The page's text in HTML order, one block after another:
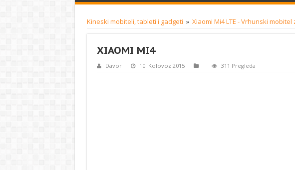
Kineski mobiteli, tableti i gadgeti » Xiaomi Mi4 LTE - Vrhunski mobitel
XIAOMI MI4
Davor 10. Kolovoz 2015 311 Pregleda